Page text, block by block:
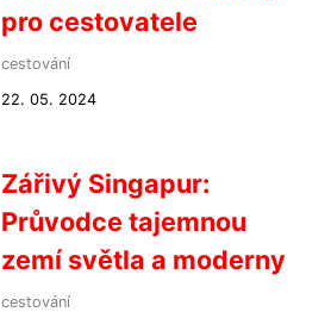
pro cestovatele
cestování
22. 05. 2024
Zářivý Singapur:
Průvodce tajemnou
zemí světla a moderny
cestování